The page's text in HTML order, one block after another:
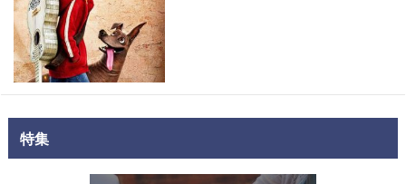
特集